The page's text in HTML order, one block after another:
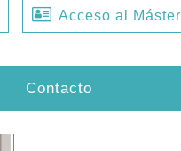
Acceso al Máster
Contacto